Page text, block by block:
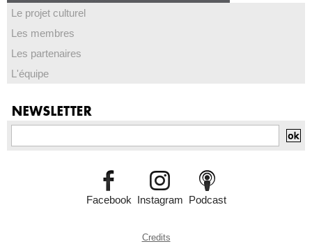
Le projet culturel
Les membres
Les partenaires
L'équipe
Facebook Instagram Podcast
Credits